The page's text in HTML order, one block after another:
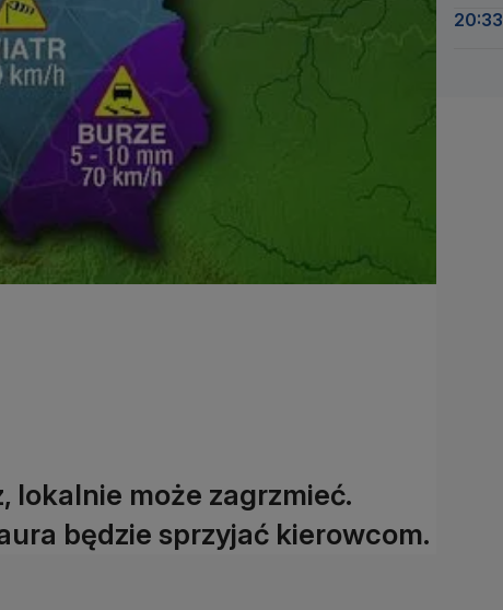
lokalnie może zagrzmieć.
będzie sprzyjać kierowcom.
20:33